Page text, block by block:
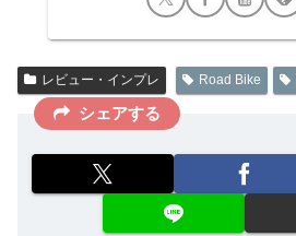
レビュー・インプレ Road Bike
シェアする